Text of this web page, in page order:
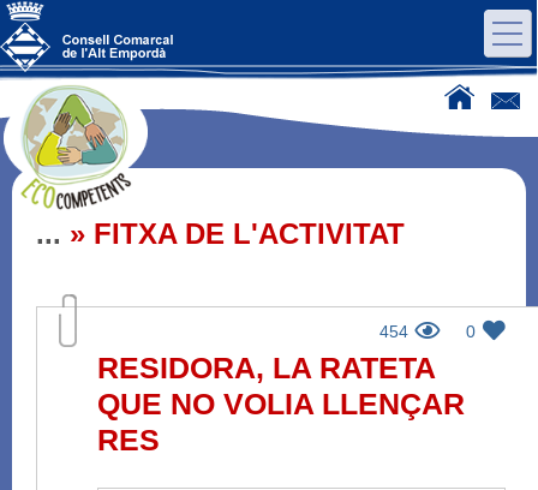
... » FITXA DE L'ACTIVITAT
454 0
RESIDORA, LA RATETA
QUE NO VOLIA LLENÇAR
RES